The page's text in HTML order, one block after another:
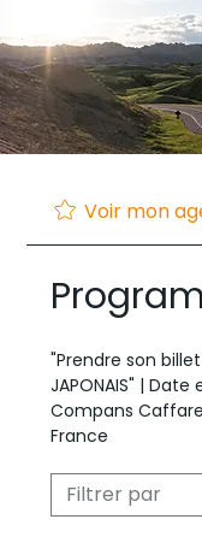
Voir mon
"Prendre son
JAPONAIS" |Date
Compans
France
Filtrer par